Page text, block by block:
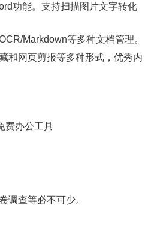
功能。支持扫描图片文字转化
Markdown等多种文档管理。
和网页剪报等多种形式，优秀内
调查等必不可少。